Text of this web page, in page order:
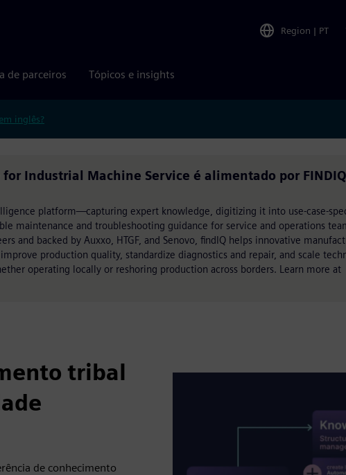
Region | PT
de parceiros Tópicos e insights
inglês?
Industrial Machine Service é alimentado por FINDIQ
platform—capturing expert knowledge, digitizing it into use-case-
maintenance and troubleshooting guidance for service and operations
and backed by Auxxo, HTGF, and Senovo, findIQ helps innovative
production quality, standardize diagnostics and repair, and scale
operating locally or reshoring production across borders. Learn more at
tribal
de conhecimento